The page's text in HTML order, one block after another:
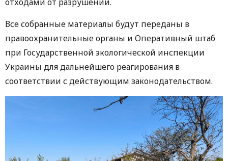
Все собранные материалы будут переданы в
правоохранительные органы и Оперативный штаб
при Государственной экологической инспекции
Украины для дальнейшего реагирования в
соответствии с действующим законодательством.